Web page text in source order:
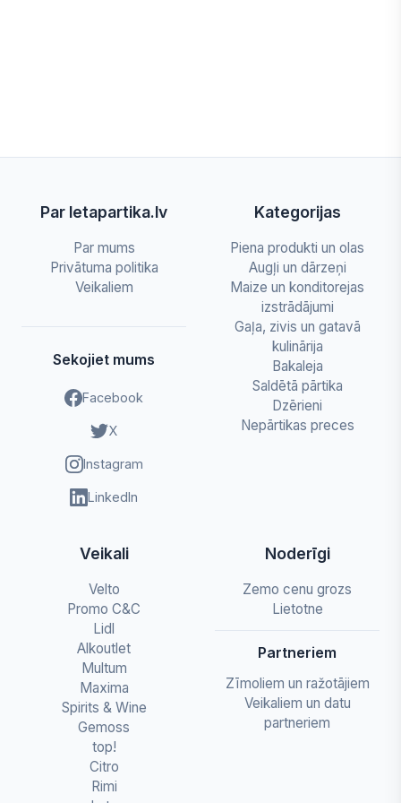
Par letapartika.lv
Par mums
Privātuma politika
Veikaliem
Sekojiet mums
Facebook
X
Instagram
LinkedIn
Kategorijas
Piena produkti un olas
Augļi un dārzeņi
Maize un konditorejas
izstrādājumi
Gaļa, zivis un gatavā
kulinārija
Bakaleja
Saldētā pārtika
Dzērieni
Nepārtikas preces
Veikali
Velto
Promo C&C
Lidl
Alkoutlet
Multum
Maxima
Spirits & Wine
Gemoss
top!
Citro
Rimi
Noderīgi
Zemo cenu grozs
Lietotne
Partneriem
Zīmoliem un ražotājiem
Veikaliem un datu
partneriem